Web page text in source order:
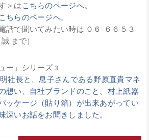
＞は こちらのページへ。
こちらのページへ。
話で聞いてみたい時は ０６-６６５３-
まで）
ー」シリーズ 3
社長と、息子さんである野原直貴マネ
想い、自社ブランドのこと、村上紙器
ッケージ（貼り箱）が出来あがってい
深いお話をお聞きしました。